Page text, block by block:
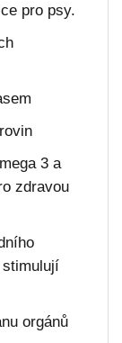
pro psy.
3 a
zdravou
orgánů